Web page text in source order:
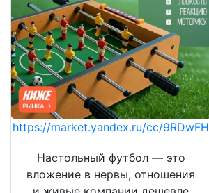
https://market.yandex.ru/cc/9RDwFH
Настольный футбол — это
вложение в нервы, отношения